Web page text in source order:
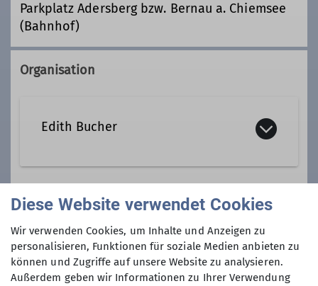
Parkplatz Adersberg bzw. Bernau a. Chiemsee
(Bahnhof)
Organisation
Edith Bucher
Kontakt aufnehmen
Gruppe
Sektionstouren
Diese Website verwendet Cookies
Wir verwenden Cookies, um Inhalte und Anzeigen zu
personalisieren, Funktionen für soziale Medien anbieten zu
können und Zugriffe auf unsere Website zu analysieren.
Außerdem geben wir Informationen zu Ihrer Verwendung